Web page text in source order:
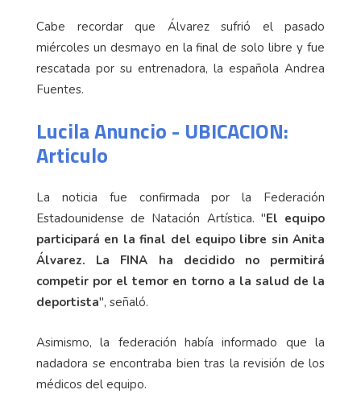
Cabe recordar que Álvarez sufrió el pasado
miércoles un desmayo en la final de solo libre y fue
rescatada por su entrenadora, la española Andrea
Fuentes.
Lucila Anuncio - UBICACION:
Articulo
La noticia fue confirmada por la Federación
Estadounidense de Natación Artística. "El equipo
participará en la final del equipo libre sin Anita
Álvarez. La FINA ha decidido no permitirá
competir por el temor en torno a la salud de la
deportista", señaló.
Asimismo, la federación había informado que la
nadadora se encontraba bien tras la revisión de los
médicos del equipo.